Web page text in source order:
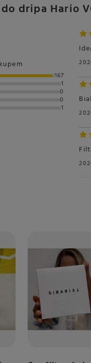
dripa Hario
167
1
0
0
1